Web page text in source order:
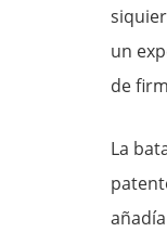
un
de
La